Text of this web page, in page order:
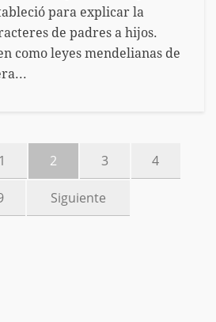
para explicar la
de padres a hijos.
como leyes mendelianas de
1 2 3 4
Siguiente